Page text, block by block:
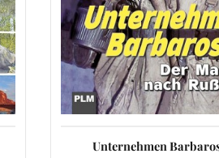
Unternehmen